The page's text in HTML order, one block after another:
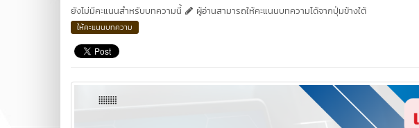
ยังไม่มีคะแนนสำหรับบทความนี้
ผู้อ่านสามารถให้คะแนนบทความได้จากปุ่มข้างใต้
ให้คะแนนบทความ